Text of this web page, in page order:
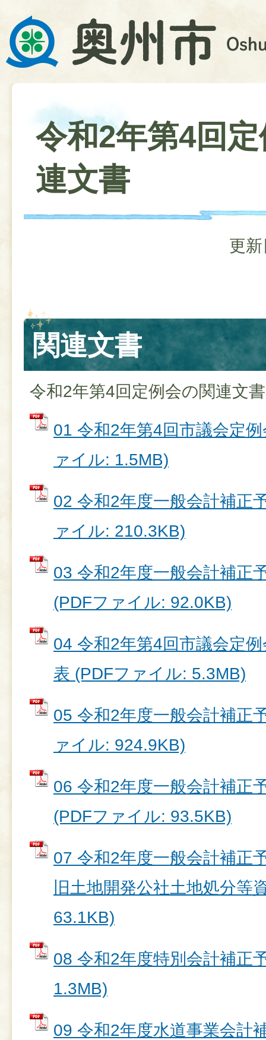
令和2年第4回
連文書
更
関連文書
令和2年第4回定例会の関連文
01 令和2年第4回市議会定
ァイル: 1.5MB)
02 令和2年度一般会計補正
ァイル: 210.3KB)
03 令和2年度一般会計補正
(PDFファイル: 92.0KB)
04 令和2年第4回市議会定
表 (PDFファイル: 5.3MB)
05 令和2年度一般会計補正
ァイル: 924.9KB)
06 令和2年度一般会計補正
(PDFファイル: 93.5KB)
07 令和2年度一般会計補正
旧土地開発公社土地処分等
63.1KB)
08 令和2年度特別会計補正
1.3MB)
09 令和2年度水道事業会計